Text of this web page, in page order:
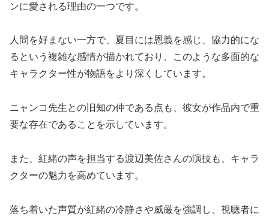
ンに愛される理由の一つです。
人間を好まない一方で、夏目には恩義を感じ、協力的にな
るという複雑な感情が描かれており、このような多面的な
キャラクター性が物語をより深くしています。
ニャンコ先生との旧知の仲である点も、彼女が作品内で重
要な存在であることを示しています。
また、紅緒の声を担当する渡辺美佐さんの演技も、キャラ
クターの魅力を高めています。
落ち着いた声質が紅緒の冷静さや威厳を強調し、視聴者に